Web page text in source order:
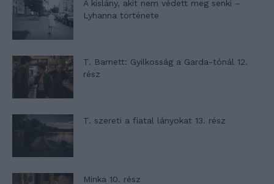
A kislány, akit nem védett meg senki –
Lyhanna története
T. Barnett: Gyilkosság a Garda-tónál 12.
rész
T. szereti a fiatal lányokat 13. rész
Minka 10. rész